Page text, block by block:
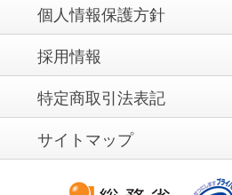
個人情報保護方針
採用情報
特定商取引法表記
サイトマップ